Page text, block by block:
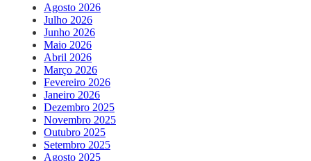
Agosto 2026
Julho 2026
Junho 2026
Maio 2026
Abril 2026
Março 2026
Fevereiro 2026
Janeiro 2026
Dezembro 2025
Novembro 2025
Outubro 2025
Setembro 2025
Agosto 2025